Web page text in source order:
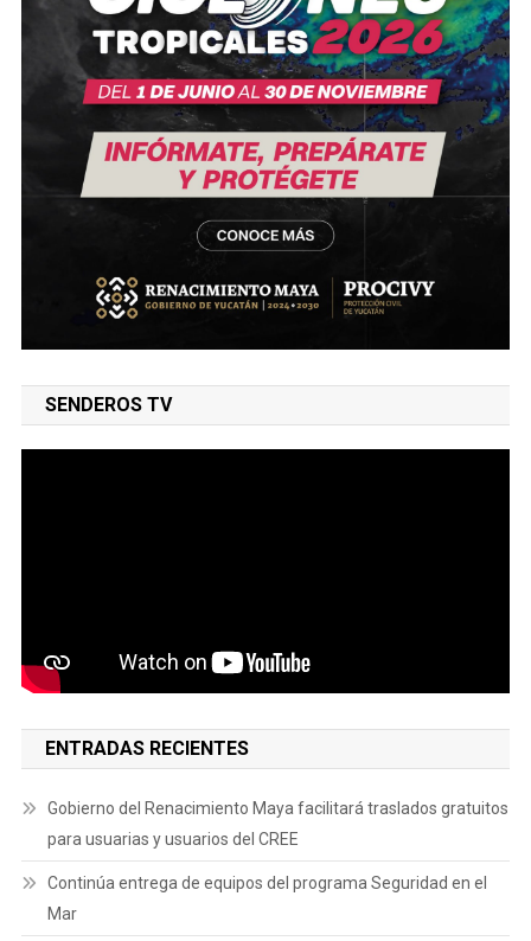
SENDEROS TV
ENTRADAS RECIENTES
Gobierno del Renacimiento Maya facilitará traslados gratuitos
para usuarias y usuarios del CREE
Continúa entrega de equipos del programa Seguridad en el
Mar